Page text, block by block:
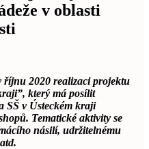
v oblasti
říjnu 2020 realizaci projektu
který má posílit
SŠ v Ústeckém kraji
Tematické aktivity se
násilí, udržitelnému